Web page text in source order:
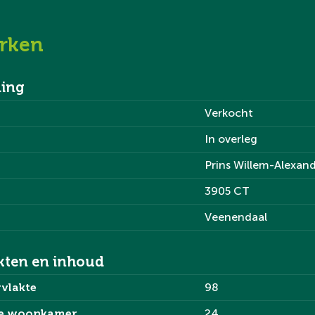
Vanuit hier
balkon.
De keuken is
combi-
en vrieskast.
drie slaapkamers, een
Verkocht
In overleg
Prins Willem-
3905 CT
Veenendaal
en inhoud
98